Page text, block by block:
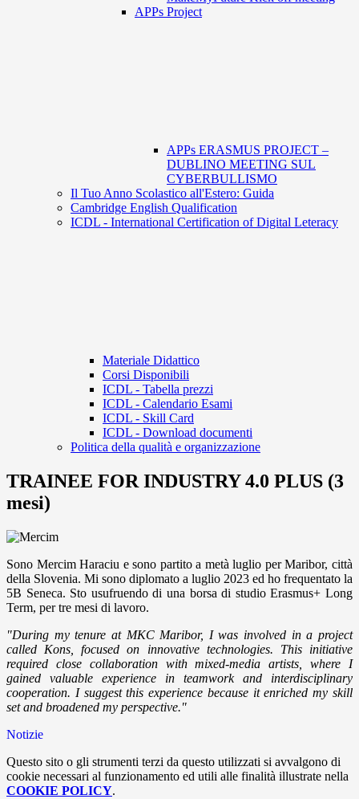
APPs Project
APPs ERASMUS PROJECT –
DUBLINO MEETING SUL
CYBERBULLISMO
Il Tuo Anno Scolastico all'Estero: Guida
Cambridge English Qualification
ICDL - International Certification of Digital Leteracy
Materiale Didattico
Corsi Disponibili
ICDL - Tabella prezzi
ICDL - Calendario Esami
ICDL - Skill Card
ICDL - Download documenti
Politica della qualità e organizzazione
TRAINEE FOR INDUSTRY 4.0 PLUS (3
mesi)
Sono Mercim Haraciu e sono partito a metà luglio per Maribor, città
della Slovenia. Mi sono diplomato a luglio 2023 ed ho frequentato la
5B Seneca. Sto usufruendo di una borsa di studio Erasmus+ Long
Term, per tre mesi di lavoro.
"During my tenure at MKC Maribor, I was involved in a project
called Kons, focused on innovative technologies. This initiative
required close collaboration with mixed-media artists, where I
gained valuable experience in teamwork and interdisciplinary
cooperation. I suggest this experience because it enriched my skill
set and broadened my perspective."
Notizie
Questo sito o gli strumenti terzi da questo utilizzati si avvalgono di
cookie necessari al funzionamento ed utili alle finalità illustrate nella
COOKIE POLICY.